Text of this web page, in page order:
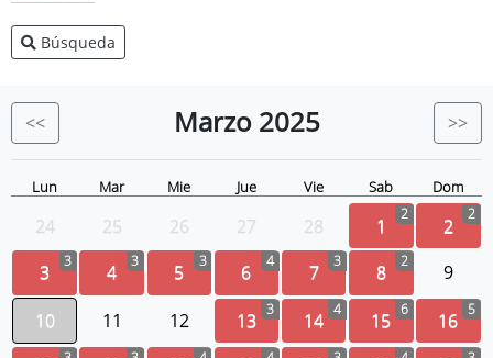
Agenda Presidencia
Eventos
Búsqueda
<< Marzo 2025 >>
Lun Mar Mie Jue Vie Sab Dom
24 25 26 27 28 1 2 2 2
3 3 4 3 5 3 6 4 7 3 8 2
9
10
11 12 13 3 14 4 15 6 16 5